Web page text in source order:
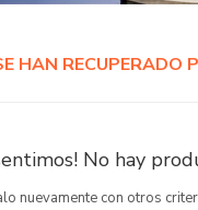
HAN RECUPERADO
No hay
nuevamente con otros